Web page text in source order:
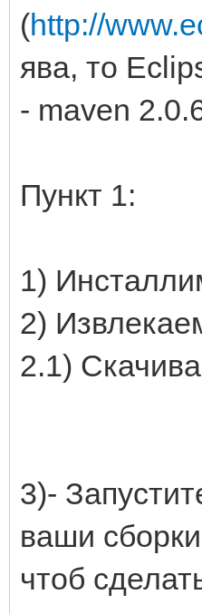
(http://
ява, то
- maven
Пункт 1:
1)
2)
2.1)
3)-
ваши
чтоб